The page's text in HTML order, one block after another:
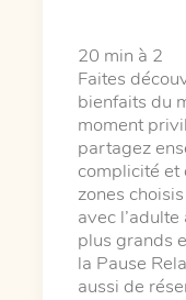
20 min à 2
Faites
bienfaits du
moment
partagez
complicité et
zones
avec
plus grands
la Pause
aussi de